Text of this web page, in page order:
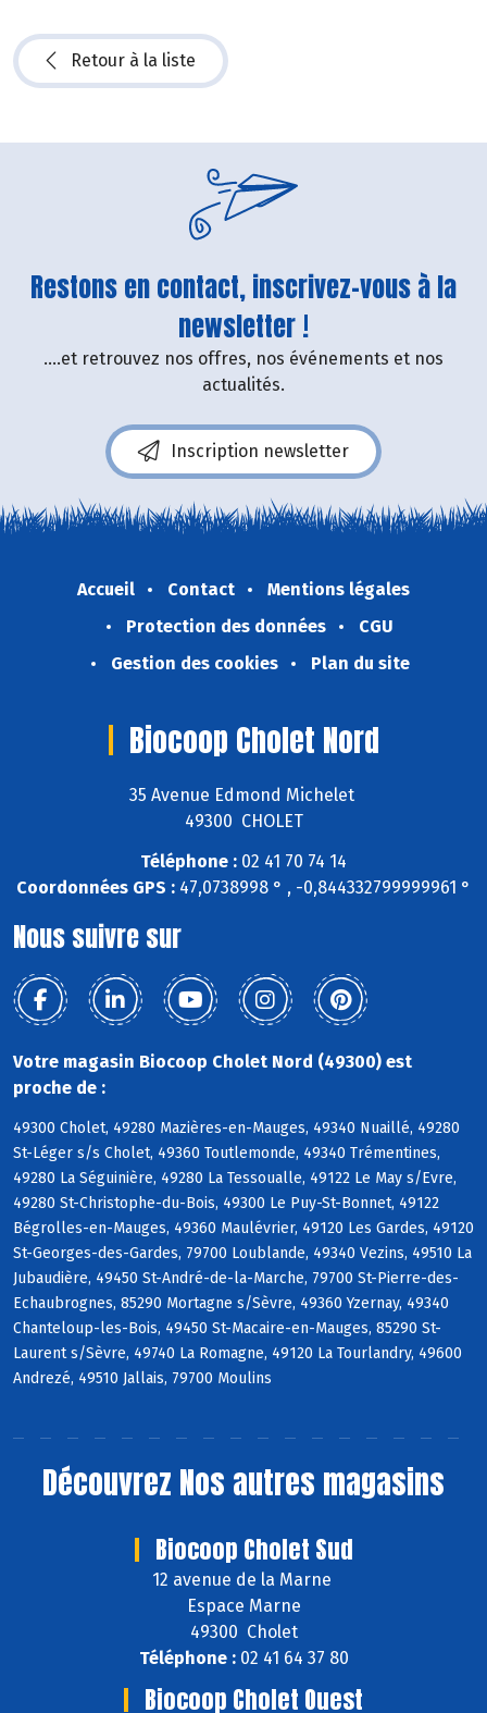
Retour à la liste
Restons en contact, inscrivez-vous à la
newsletter !
....et retrouvez nos offres, nos événements et nos
actualités.
Inscription newsletter
Accueil Contact
Mentions légales
Protection des données
CGU
Gestion des cookies
Plan du site
Biocoop Cholet Nord
35 Avenue Edmond Michelet
49300 CHOLET
Téléphone : 02 41 70 74 14
Coordonnées GPS : 47,0738998 ° , -0,844332799999961 °
Nous suivre sur
Votre magasin Biocoop Cholet Nord (49300) est
proche de :
49300 Cholet, 49280 Mazières-en-Mauges, 49340 Nuaillé, 49280
St-Léger s/s Cholet, 49360 Toutlemonde, 49340 Trémentines,
49280 La Séguinière, 49280 La Tessoualle, 49122 Le May s/Evre,
49280 St-Christophe-du-Bois, 49300 Le Puy-St-Bonnet, 49122
Bégrolles-en-Mauges, 49360 Maulévrier, 49120 Les Gardes, 49120
St-Georges-des-Gardes, 79700 Loublande, 49340 Vezins, 49510 La
Jubaudière, 49450 St-André-de-la-Marche, 79700 St-Pierre-des-
Echaubrognes, 85290 Mortagne s/Sèvre, 49360 Yzernay, 49340
Chanteloup-les-Bois, 49450 St-Macaire-en-Mauges, 85290 St-
Laurent s/Sèvre, 49740 La Romagne, 49120 La Tourlandry, 49600
Andrezé, 49510 Jallais, 79700 Moulins
Découvrez Nos autres magasins
Biocoop Cholet Sud
12 avenue de la Marne
Espace Marne
49300 Cholet
Téléphone :02 41 64 37 80
Biocoop Cholet Ouest